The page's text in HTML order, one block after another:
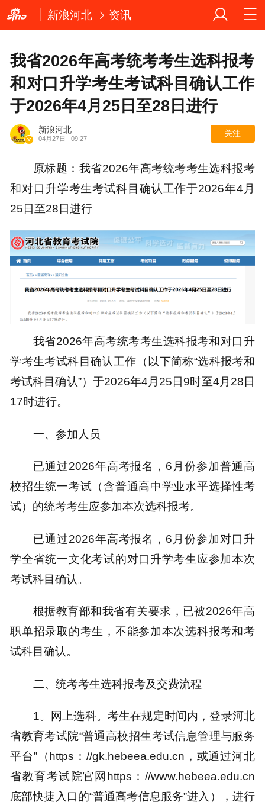
新浪河北 资讯
我省2026年高考统考考生选科报考
和对口升学考生考试科目确认工作
于2026年4月25日至28日进行
新浪河北
04月27日 09:27
关注
原标题：我省2026年高考统考考生选科报考
和对口升学考生考试科目确认工作于2026年4月
25日至28日进行
我省2026年高考统考考生选科报考和对口升
学考生考试科目确认工作（以下简称“选科报考和
考试科目确认”）于2026年4月25日9时至4月28日
17时进行。
一、参加人员
已通过2026年高考报名，6月份参加普通高
校招生统一考试（含普通高中学业水平选择性考
试）的统考考生应参加本次选科报考。
已通过2026年高考报名，6月份参加对口升
学全省统一文化考试的对口升学考生应参加本次
考试科目确认。
根据教育部和我省有关要求，已被2026年高
职单招录取的考生，不能参加本次选科报考和考
试科目确认。
二、统考考生选科报考及交费流程
1。网上选科。考生在规定时间内，登录河北
省教育考试院“普通高校招生考试信息管理与服务
平台”（https：//gk.hebeea.edu.cn，或通过河北
省教育考试院官网https：//www.hebeea.edu.cn
底部快捷入口的“普通高考信息服务”进入），进行